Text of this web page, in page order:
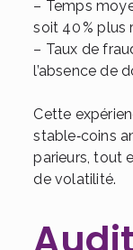
– Temps
soit 40 % plus
– Taux de
l’absence de
Cette
stable‑coins
parieurs, tout
de volatilité.